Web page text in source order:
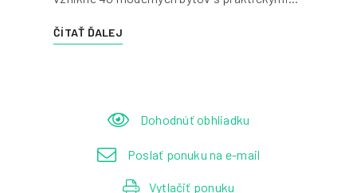
ČÍTAŤ ĎALEJ
Dohodnúť obhliadku
Poslať ponuku na e-mail
Vytlačiť ponuku